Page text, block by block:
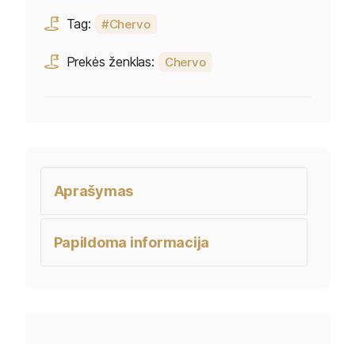
Tag: Chervo
Prekės ženklas: Chervo
Aprašymas
Papildoma informacija